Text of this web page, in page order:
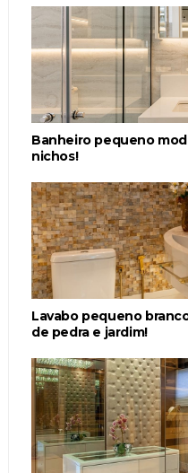
Banheiro pequeno
nichos!
Lavabo pequeno
de pedra e jardim!